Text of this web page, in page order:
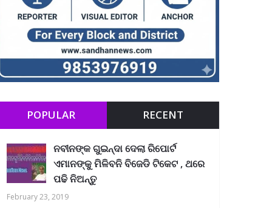
POPULAR RECENT
ନବୀନଙ୍କ ଗୁଇନ୍ଦା ଦେଲା ରିପୋର୍ଟ
ଏମାନଙ୍କୁ ମିଳିବନି ବିଜେଡି ଟିକେଟ , ଥରେ
ପଢି ନିଅନ୍ତୁ
February 23, 2019